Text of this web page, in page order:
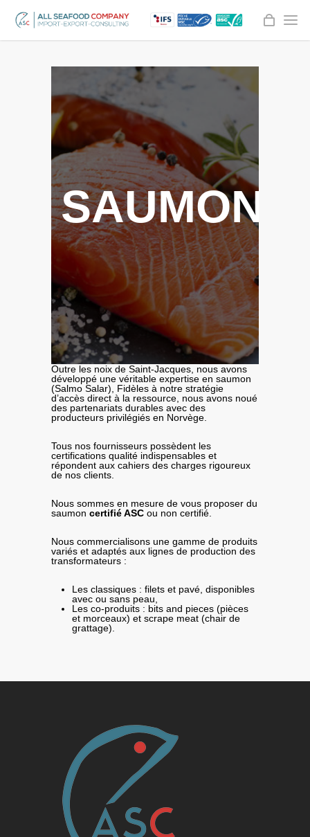
SAUMON
Outre les noix de Saint-Jacques, nous avons
développé une véritable expertise en saumon
(Salmo Salar), Fidèles à notre stratégie
d’accès direct à la ressource, nous avons noué
des partenariats durables avec des
producteurs privilégiés en Norvège.
Tous nos fournisseurs possèdent les
certifications qualité indispensables et
répondent aux cahiers des charges rigoureux
de nos clients.
Nous sommes en mesure de vous proposer du
saumon certifié ASC ou non certifié.
Nous commercialisons une gamme de produits
variés et adaptés aux lignes de production des
transformateurs :
Les classiques : filets et pavé, disponibles
avec ou sans peau,
Les co-produits : bits and pieces (pièces
et morceaux) et scrape meat (chair de
grattage).